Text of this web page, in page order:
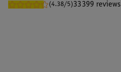
(4.38/5)33399 reviews